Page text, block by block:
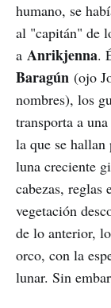
humano, se
al "capitán" de
a Anrikjenna.
Baragún (ojo
nombres), los
transporta a
la que se hallan
luna creciente
cabezas, reglas
vegetación
de lo anterior,
orco, con la
lunar. Sin